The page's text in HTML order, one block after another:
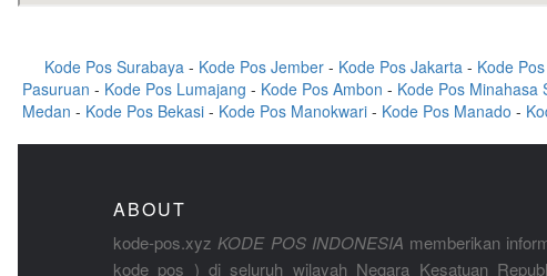
Kode Pos Surabaya - Kode Pos Jember - Kode Pos Jakarta - Kode
Pasuruan - Kode Pos Lumajang - Kode Pos Ambon - Kode Pos Minahasa
Medan - Kode Pos Bekasi - Kode Pos Manokwari - Kode Pos Manado -
ABOUT
kode-pos.xyz KODE POS INDONESIA memberikan
kode pos ) di seluruh wilayah Negara Kesatuan